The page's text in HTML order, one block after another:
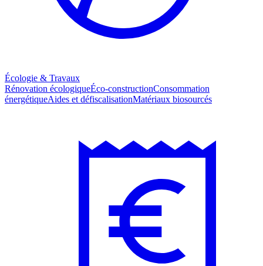
Écologie & Travaux
Rénovation écologiqueÉco-constructionConsommation
énergétiqueAides et défiscalisationMatériaux biosourcés